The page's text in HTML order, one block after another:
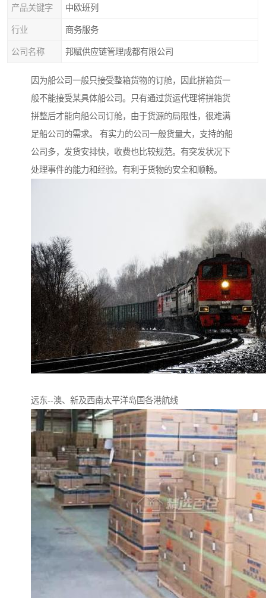
产品关键字 中欧班列
行业 商务服务
公司名称 邦赋供应链管理成都有限公司
因为船公司一般只接受整箱货物的订舱，因此拼箱货一
般不能接受某具体船公司。只有通过货运代理将拼箱货
拼整后才能向船公司订舱，由于货源的局限性，很难满
足船公司的需求。 有实力的公司一般货量大，支持的船
公司多，发货安排快，收费也比较规范。有突发状况下
处理事件的能力和经验。有利于货物的安全和顺畅。
远东--澳、新及西南太平洋岛国各港航线